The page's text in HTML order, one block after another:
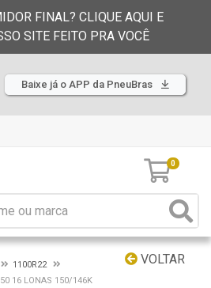
FINAL? CLIQUE AQUI E
SITE FEITO PRA VOCÊ
Baixe já o APP da PneuBras
0
VOLTAR
1100R22
16 LONAS 150/146K